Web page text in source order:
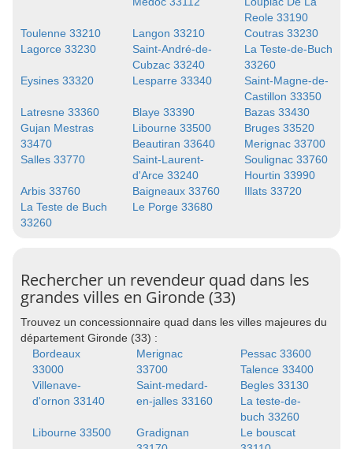
Reole 33190
Toulenne 33210
Langon 33210
Coutras 33230
Lagorce 33230
Saint-André-de-
Cubzac 33240
La Teste-de-Buch
33260
Eysines 33320
Lesparre 33340
Saint-Magne-de-
Castillon 33350
Latresne 33360
Blaye 33390
Bazas 33430
Gujan Mestras
33470
Libourne 33500
Bruges 33520
Beautiran 33640
Merignac 33700
Salles 33770
Saint-Laurent-
d'Arce 33240
Soulignac 33760
Hourtin 33990
Arbis 33760
Baigneaux 33760
Illats 33720
La Teste de Buch
33260
Le Porge 33680
Rechercher un revendeur quad dans les
grandes villes en Gironde (33)
Trouvez un concessionnaire quad dans les villes majeures du
département Gironde (33) :
Bordeaux
33000
Merignac
33700
Pessac 33600
Talence 33400
Villenave-
d'ornon 33140
Saint-medard-
en-jalles 33160
Begles 33130
La teste-de-
buch 33260
Libourne 33500
Gradignan
Le bouscat